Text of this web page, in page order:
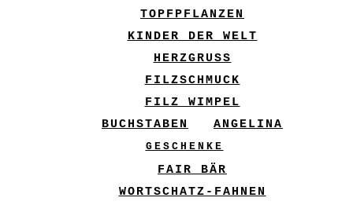
TOPFPFLANZEN
KINDER DER WELT
HERZGRUSS
FILZSCHMUCK
FILZ WIMPEL
BUCHSTABEN
ANGELINA
GESCHENKE
FAIR BÄR
WORTSCHATZ-FAHNEN